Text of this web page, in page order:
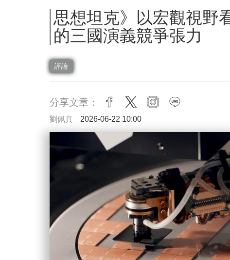
思想坦克》以宏觀視野
的三國演義競爭張力
評論
分享文章： facebook
twitter instagram
劉佩真 2026-06-22 10:00